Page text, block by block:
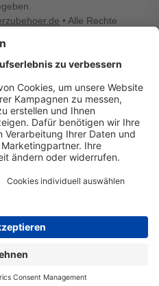
• Alle Rechte
widerrufen
Qualität für Ihr Office
passenden Druckerzubehör
den Computer oder Ihr
Druckerzubehoer.de genau
bietet unter anderem Tinte
– großer sowie
wir Ihr Online Fachhandel für
oder den Alltag mit
macht, finden Sie
Schulbedarf, Beleuchtung,
Sie günstige Angebote und